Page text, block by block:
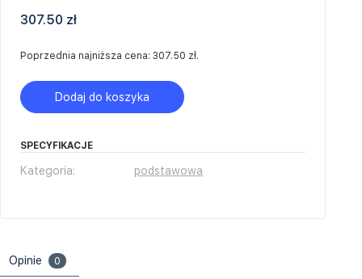
307.50 zł
Poprzednia najniższa cena: 307.50 zł.
Dodaj do koszyka
SPECYFIKACJE
Kategoria: podstawowa
Opinie 0